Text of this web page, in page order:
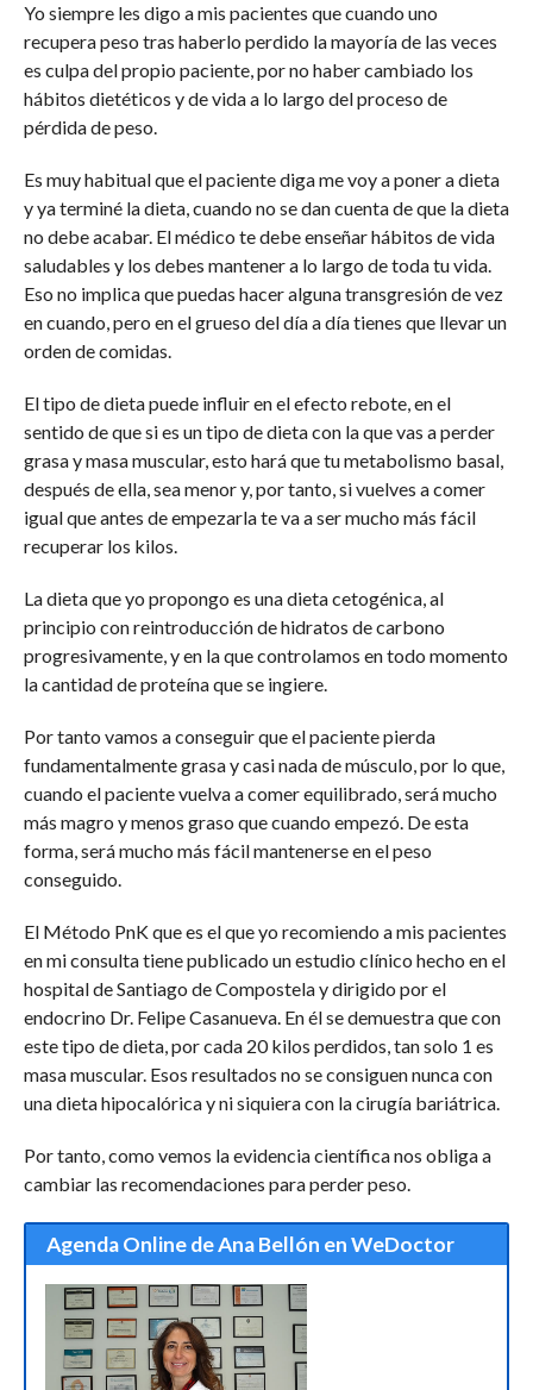
Yo siempre les digo a mis pacientes que cuando uno
recupera peso tras haberlo perdido la mayoría de las veces
es culpa del propio paciente, por no haber cambiado los
hábitos dietéticos y de vida a lo largo del proceso de
pérdida de peso.
Es muy habitual que el paciente diga me voy a poner a dieta
y ya terminé la dieta, cuando no se dan cuenta de que la dieta
no debe acabar. El médico te debe enseñar hábitos de vida
saludables y los debes mantener a lo largo de toda tu vida.
Eso no implica que puedas hacer alguna transgresión de vez
en cuando, pero en el grueso del día a día tienes que llevar un
orden de comidas.
El tipo de dieta puede influir en el efecto rebote, en el
sentido de que si es un tipo de dieta con la que vas a perder
grasa y masa muscular, esto hará que tu metabolismo basal,
después de ella, sea menor y, por tanto, si vuelves a comer
igual que antes de empezarla te va a ser mucho más fácil
recuperar los kilos.
La dieta que yo propongo es una dieta cetogénica, al
principio con reintroducción de hidratos de carbono
progresivamente, y en la que controlamos en todo momento
la cantidad de proteína que se ingiere.
Por tanto vamos a conseguir que el paciente pierda
fundamentalmente grasa y casi nada de músculo, por lo que,
cuando el paciente vuelva a comer equilibrado, será mucho
más magro y menos graso que cuando empezó. De esta
forma, será mucho más fácil mantenerse en el peso
conseguido.
El Método PnK que es el que yo recomiendo a mis pacientes
en mi consulta tiene publicado un estudio clínico hecho en el
hospital de Santiago de Compostela y dirigido por el
endocrino Dr. Felipe Casanueva. En él se demuestra que con
este tipo de dieta, por cada 20 kilos perdidos, tan solo 1 es
masa muscular. Esos resultados no se consiguen nunca con
una dieta hipocalórica y ni siquiera con la cirugía bariátrica.
Por tanto, como vemos la evidencia científica nos obliga a
cambiar las recomendaciones para perder peso.
Agenda Online de Ana Bellón en WeDoctor